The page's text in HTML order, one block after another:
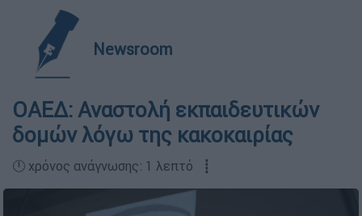
Newsroom
ΟΑΕΔ: Αναστολή εκπαιδευτικών
δομών λόγω της κακοκαιρίας
🕛 χρόνος ανάγνωσης: 1 λεπτό ┋